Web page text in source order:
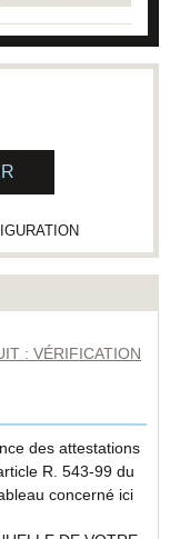
: VÉRIFICATION
des attestations
R. 543-99 du
concerné ici